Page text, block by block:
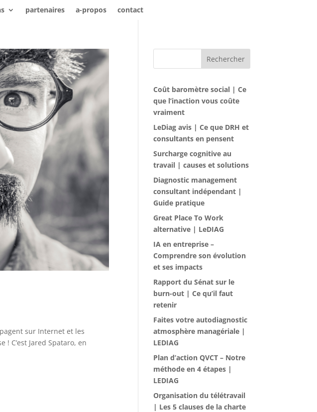
partenaires a-propos contact
sur Internet et les
C’est Jared Spataro, en
Rechercher
Coût baromètre social | Ce
que l’inaction vous coûte
vraiment
LeDiag avis | Ce que DRH et
consultants en pensent
Surcharge cognitive au
travail | causes et solutions
Diagnostic management
consultant indépendant |
Guide pratique
Great Place To Work
alternative | LeDIAG
IA en entreprise –
Comprendre son évolution
et ses impacts
Rapport du Sénat sur le
burn-out | Ce qu’il faut
retenir
Faites votre autodiagnostic
atmosphère managériale |
LEDIAG
Plan d’action QVCT – Notre
méthode en 4 étapes |
LEDIAG
Organisation du télétravail
| Les 5 clauses de la charte